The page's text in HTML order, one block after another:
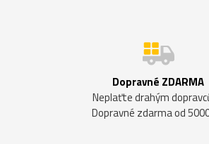
Dopravné ZDARMA
Neplaťte drahým
Dopravné zdarma od